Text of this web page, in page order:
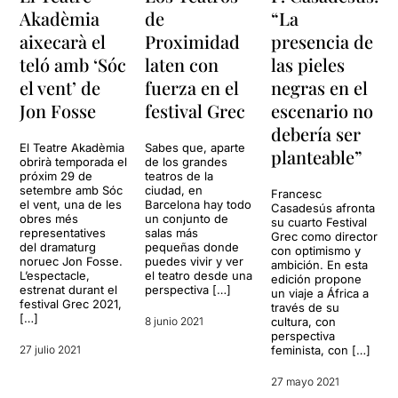
interessants contrapunts
visuals que embelleixen
l’elegància escènica
proposada per tot l’equip
creatiu.
Una obra de gran contingut
líric i capacitat suggestiva,
que ens convida,
espectadors, a viatjar a
racons de la nostra memòria
i reflexionar sobre aquest
abisme aprop del qual, en
realitat, sempre, tots,
caminem; aquesta part
turmentada, obsessiva, que
vol estar sola però que no
sap viure en soledat, que
necessita silenci, calma, un
vent que alleugereixi el pes
de l’angoixa, del dubte,
sense el qual, potser, la vida
Els dos homes es deixen
anar i volen alliberar-se en
cada frase que diuen. Anem
prenent decisions on les
conseqüències són
irreversibles. I fins al final no
sabem si farà aquest pas
decisiu. Si podrà tenir la
força per tirar endavant o
queda només en un intent
d'anar pels penya-segats
que poden veure des de la
barca on passa tota l'acció.
entrar en esta versión que
vemos ahora en elTeatre
Akadèmia . La repetición
constante de frases cortas,
las preguntas sin respuesta,
la economía de lenguaje
para llegar solo con la
palabra clave… Un diálogo
que se acerca más a un
poema, y que a veces
recuerda a un oratorio o a un
tipo de réquiem para
consolar una ausencia. Bien
es verdad que todo resulta
frío, distante, pero también
tremendamente triste.
Primero no sabemos
demasiado bien por qué
motivo, pero es cierto que la
tristeza lo empapa todo de
Akadèmia
aixecarà el
teló amb ‘Sóc
el vent’ de
Jon Fosse
El Teatre Akadèmia
obrirà temporada el
próxim 29 de
setembre amb Sóc
el vent, una de les
obres més
representatives
del dramaturg
noruec Jon Fosse.
L’espectacle,
estrenat durant el
festival Grec 2021,
[…]
27 julio 2021
de
Proximidad
laten con
fuerza en el
festival Grec
Sabes que, aparte
de los grandes
teatros de la
ciudad, en
Barcelona hay todo
un conjunto de
salas más
pequeñas donde
puedes vivir y ver
el teatro desde una
perspectiva […]
8 junio 2021
“La
presencia de
las pieles
negras en el
escenario no
debería ser
planteable”
Francesc
Casadesús afronta
su cuarto Festival
Grec como director
con optimismo y
ambición. En esta
edición propone
un viaje a África a
través de su
cultura, con
perspectiva
feminista, con […]
27 mayo 2021